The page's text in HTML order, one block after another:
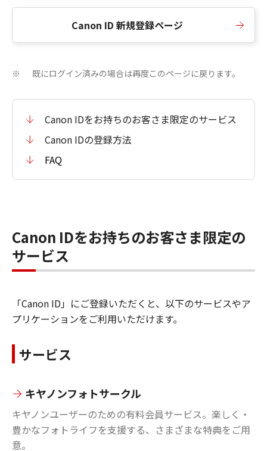
Canon ID 新規登録ページ
※ 既にログイン済みの場合は再度このページに戻ります。
Canon IDをお持ちのお客さま限定のサービス
Canon IDの登録方法
FAQ
Canon IDをお持ちのお客さま限定の
サービス
「Canon ID」にご登録いただくと、以下のサービスやア
プリケーションをご利用いただけます。
サービス
キヤノンフォトサークル
キヤノンユーザーのための有料会員サービス。楽しく・
豊かなフォトライフを支援する、さまざまな特典をご用
意。